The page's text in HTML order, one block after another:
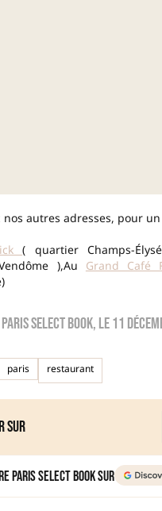
nos autres adresses, pour
( quartier Champs-
),Au Grand Café
Paris Select Book, le11
paris restaurant
sur
Paris Select Book sur